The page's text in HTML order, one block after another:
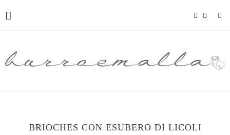
BRIOCHES CON ESUBERO DI LICOLI